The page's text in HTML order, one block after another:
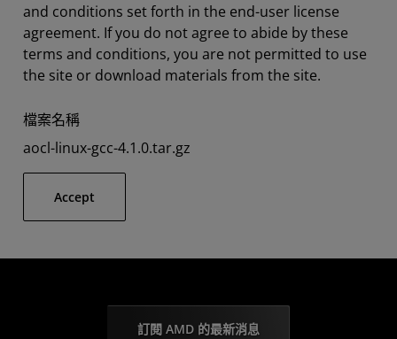
and conditions set forth in the end-user license
agreement. If you do not agree to abide by these
terms and conditions, you are not permitted to use
the site or download materials from the site.
檔案名稱
aocl-linux-gcc-4.1.0.tar.gz
Accept
訂閱 AMD 的最新消息